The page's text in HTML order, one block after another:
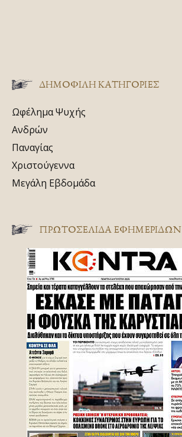
ΔΗΜΟΦΙΛΗ ΚΑΤΗΓΟΡΙΕΣ
Ωφέλημα Ψυχής
Ανδρών
Παναγίας
Χριστούγεννα
Μεγάλη Εβδομάδα
ΠΡΩΤΟΣΈΛΙΔΑ ΕΦΗΜΕΡΊΔΩΝ